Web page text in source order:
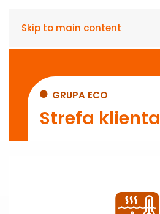
Skip to main content
GRUPA ECO
Strefa klienta